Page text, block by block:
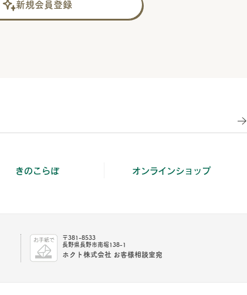
新規会員登録
きのこらぼ オンラインショップ
〒381-8533
長野県長野市南堀138-1
ホクト株式会社 お客様相談室宛